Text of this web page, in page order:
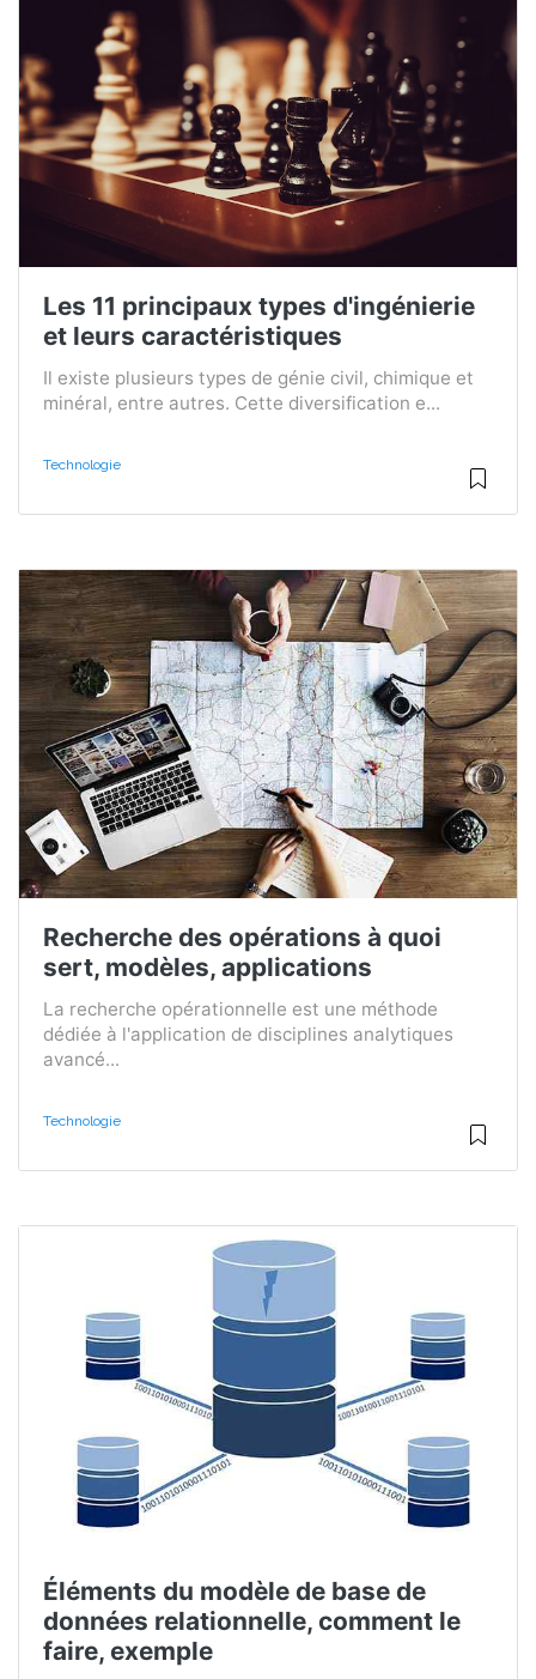
Les 11 principaux types d'ingénierie
et leurs caractéristiques
Il existe plusieurs types de génie civil, chimique et
minéral, entre autres. Cette diversification e...
Technologie
Recherche des opérations à quoi
sert, modèles, applications
La recherche opérationnelle est une méthode
dédiée à l'application de disciplines analytiques
avancé...
Technologie
Éléments du modèle de base de
données relationnelle, comment le
faire, exemple